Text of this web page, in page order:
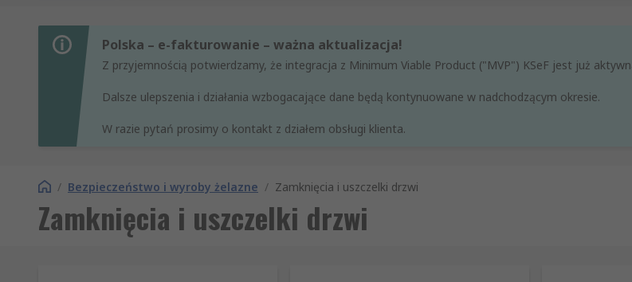
Polska – e-fakturowanie – ważna aktualizacja!
Z przyjemnością potwierdzamy, że integracja z Minimum Viable Product ("MVP") KSeF jest już
Dalsze ulepszenia i działania wzbogacające dane będą kontynuowane w nadchodzącym okresie.
W razie pytań prosimy o kontakt z działem obsługi klienta.
/ Bezpieczeństwo i wyroby żelazne / Zamknięcia i uszczelki drzwi
Zamknięcia i uszczelki drzwi